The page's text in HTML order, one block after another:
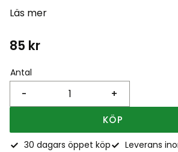
Läs mer
85 kr
Antal
+
-
KÖP
30 dagars öppet köp
Leverans